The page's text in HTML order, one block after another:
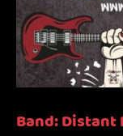
Band: Distant